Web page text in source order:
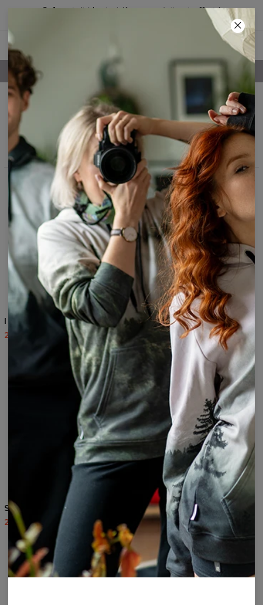
2+1 gratuit ! Le troisième produit est offert !
LIVRAISON GRATUITE À PARTIR DE 60€
Chemises en flanelle
femme
Filtres En vedette
I do what I want chemise
27,48 $US
54,95 $US
Go with the Flow chemise
en flanelle
27,48 $US
54,95 $US
Savage chemise
27,48 $US
54,95 $US
Move On chemise
27,48 $US
54,95 $US